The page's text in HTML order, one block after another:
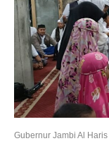
Gubernur Jambi Al